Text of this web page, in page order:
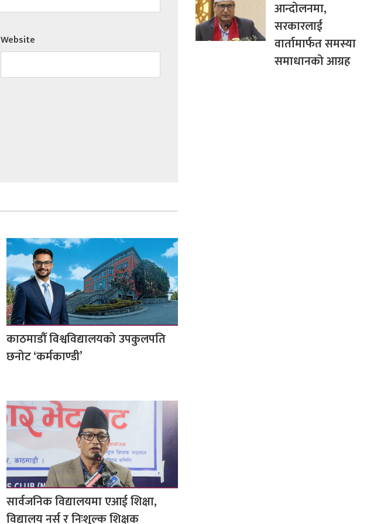
Website
काठमाडौँ विश्वविद्यालयको उपकुलपति
छनोट ‘कर्मकाण्डी’
सार्वजनिक विद्यालयमा एआई शिक्षा,
विद्यालय नर्स र निःशुल्क शिक्षक
आन्दोलनमा,
सरकारलाई
वार्तामार्फत समस्या
समाधानको आग्रह